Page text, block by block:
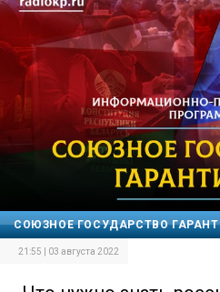
СОЮЗНОЕ ГОСУДАРСТВО
21:55 | 03 августа 2022